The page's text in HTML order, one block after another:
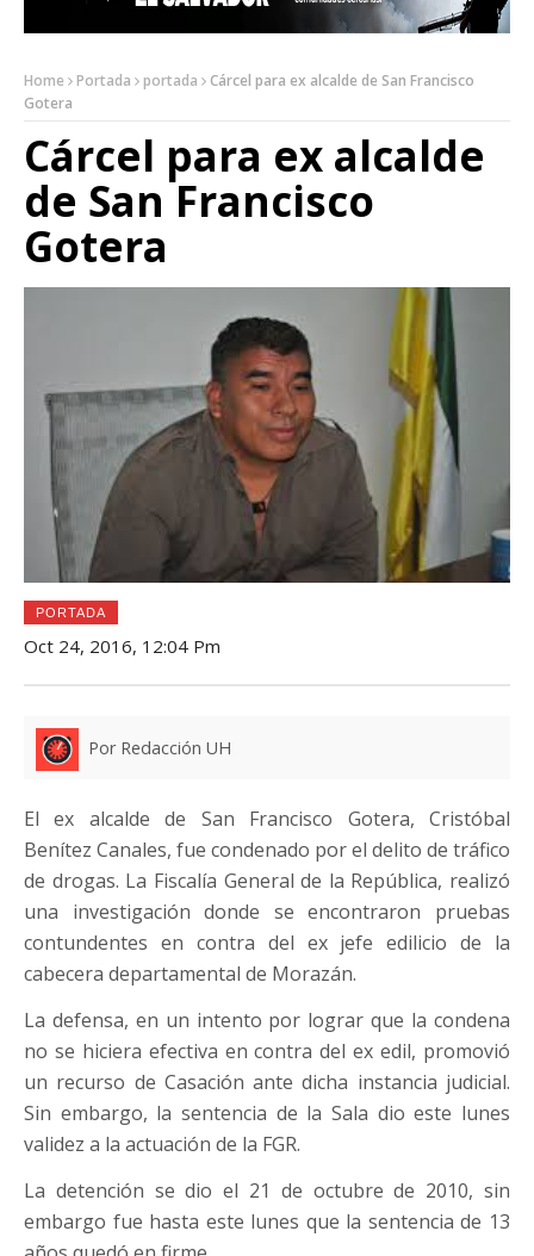
Home Portada portada
Cárcel para ex alcalde de San Francisco
Gotera
Cárcel para ex alcalde
de San Francisco
Gotera
PORTADA
Oct 24, 2016, 12:04 Pm
Por Redacción UH
El ex alcalde de San Francisco Gotera, Cristóbal
Benítez Canales, fue condenado por el delito de tráfico
de drogas. La Fiscalía General de la República, realizó
una investigación donde se encontraron pruebas
contundentes en contra del ex jefe edilicio de la
cabecera departamental de Morazán.
La defensa, en un intento por lograr que la condena
no se hiciera efectiva en contra del ex edil, promovió
un recurso de Casación ante dicha instancia judicial.
Sin embargo, la sentencia de la Sala dio este lunes
validez a la actuación de la FGR.
La detención se dio el 21 de octubre de 2010, sin
embargo fue hasta este lunes que la sentencia de 13